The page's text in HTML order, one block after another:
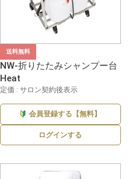
送料無料
NW-折りたたみシャンプー台
Heat
定価 : サロン契約後表示
会員登録する【無料】
ログインする